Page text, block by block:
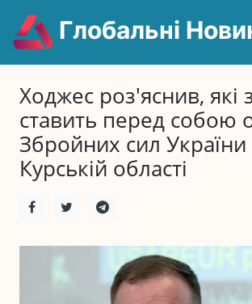
Глобальні
Ходжес роз'яснив, які
ставить перед собою
Збройних сил України
Курській області